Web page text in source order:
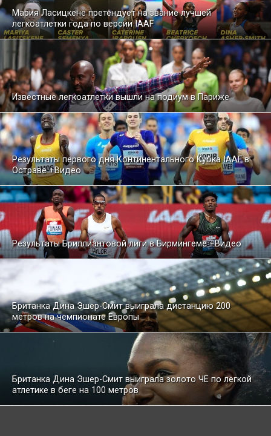
Мария Ласицкене претендует на звание лучшей
легкоатлетки года по версии IAAF
Известные легкоатлетки вышли на подиум в Париже
Результаты первого дня Континентального Кубка IAAF в
Остраве +Видео
Результаты Бриллиантовой лиги в Бирмингеме +Видео
Британка Дина Эшер-Смит выиграла дистанцию 200
метров на чемпионате Европы
Британка Дина Эшер-Смит выиграла золото ЧЕ по легкой
атлетике в беге на 100 метров